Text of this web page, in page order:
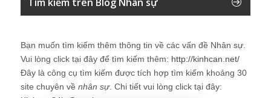
Bạn muốn tìm kiếm thêm thông tin về các vấn đề Nhân sự
Vui lòng click tại đây để tìm kiếm thêm: http://kinhcan.net/
Đây là công cụ tìm kiếm được tích hợp tìm kiếm khoảng 30
site chuyên về nhân sự. Chi tiết vui lòng click tại đây: